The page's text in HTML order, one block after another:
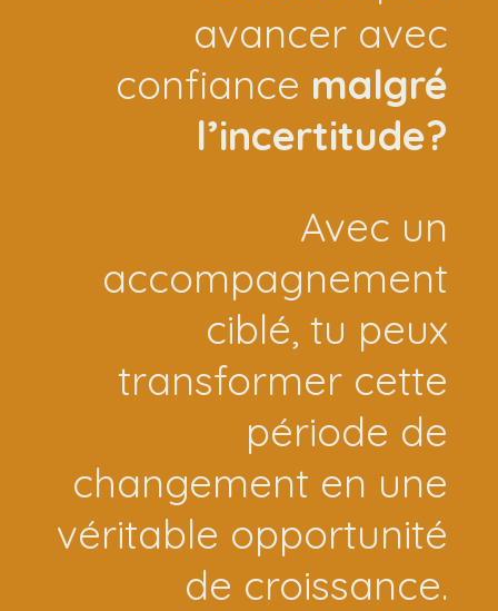
avancer avec
confiance malgré
l’incertitude?
Avec un
accompagnement
ciblé, tu peux
transformer cette
période de
changement en une
véritable opportunité
de croissance.